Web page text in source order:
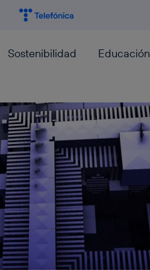
Sostenibilidad Educación